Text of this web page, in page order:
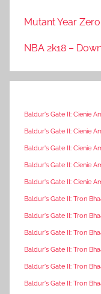
Mutant Year
NBA 2k18 –
Baldur's Gate II: Cienie
Baldur's Gate II: Cienie
Baldur's Gate II: Cienie
Baldur's Gate II: Cienie
Baldur's Gate II: Cienie
Baldur's Gate II: Tron
Baldur's Gate II: Tron
Baldur's Gate II: Tron
Baldur's Gate II: Tron
Baldur's Gate II: Tron
Baldur's Gate II: Tron